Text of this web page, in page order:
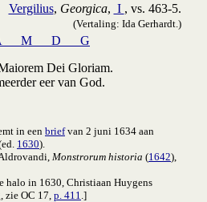
Vergilius, Georgica, I , vs. 463-5.
(Vertaling: Ida Gerhardt.)
M D G
Dei Gloriam.
eer van God.
in een briefvan 2 juni 1634 aan
1630).
Monstrorum historia (1642),
halo in 1630, Christiaan Huygens
zie OC 17, p. 411 .]